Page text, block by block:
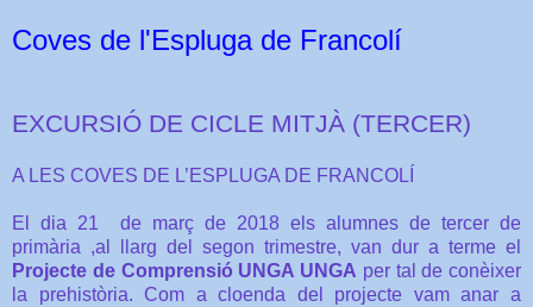
Coves de l'Espluga de Francolí
EXCURSIÓ DE CICLE MITJÀ (TERCER)
A LES COVES DE L’ESPLUGA DE FRANCOLÍ
El dia 21
de març de 2018 els alumnes de tercer de
primària ,al llarg del segon trimestre, van dur a terme el
Projecte de Comprensió UNGA UNGA per tal de conèixer
la prehistòria. Com a cloenda del projecte vam anar a